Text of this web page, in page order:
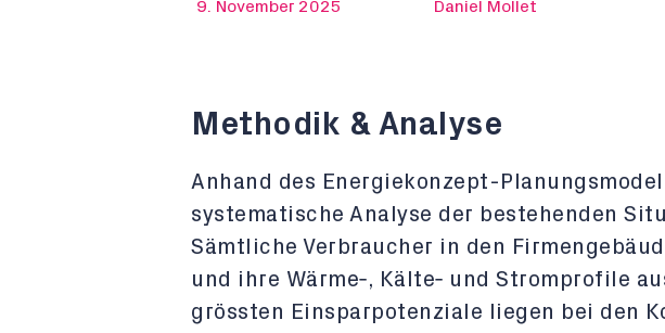
9. November 2025 Daniel Mollet
Methodik & Analyse
Anhand des Energiekonzept-
systematische Analyse der bestehenden
Sämtliche Verbraucher in den
und ihre Wärme‑, Kälte‑ und Stromprofile
grössten Einsparpotenziale liegen bei den